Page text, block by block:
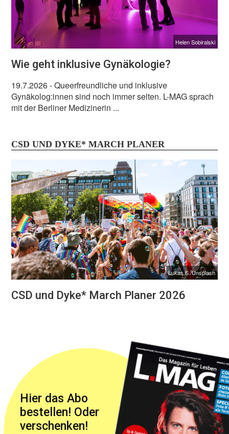
Helen Sobiralski
Wie geht inklusive Gynäkologie?
19.7.2026- Queerfreundliche und inklusive
Gynäkolog:innen sind noch immer selten. L-MAG sprach
mit der Berliner Medizinerin ...
CSD UND DYKE* MARCH PLANER
Lukas S./Unsplash
CSD und Dyke* March Planer 2026
Hier das Abo
bestellen! Oder
verschenken!